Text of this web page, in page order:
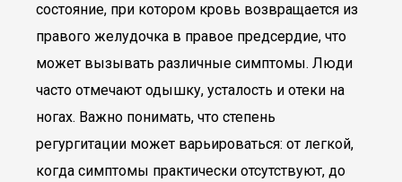
состояние, при котором кровь возвращается из
правого желудочка в правое предсердие, что
может вызывать различные симптомы. Люди
часто отмечают одышку, усталость и отеки на
ногах. Важно понимать, что степень
регургитации может варьироваться: от легкой,
когда симптомы практически отсутствуют, до